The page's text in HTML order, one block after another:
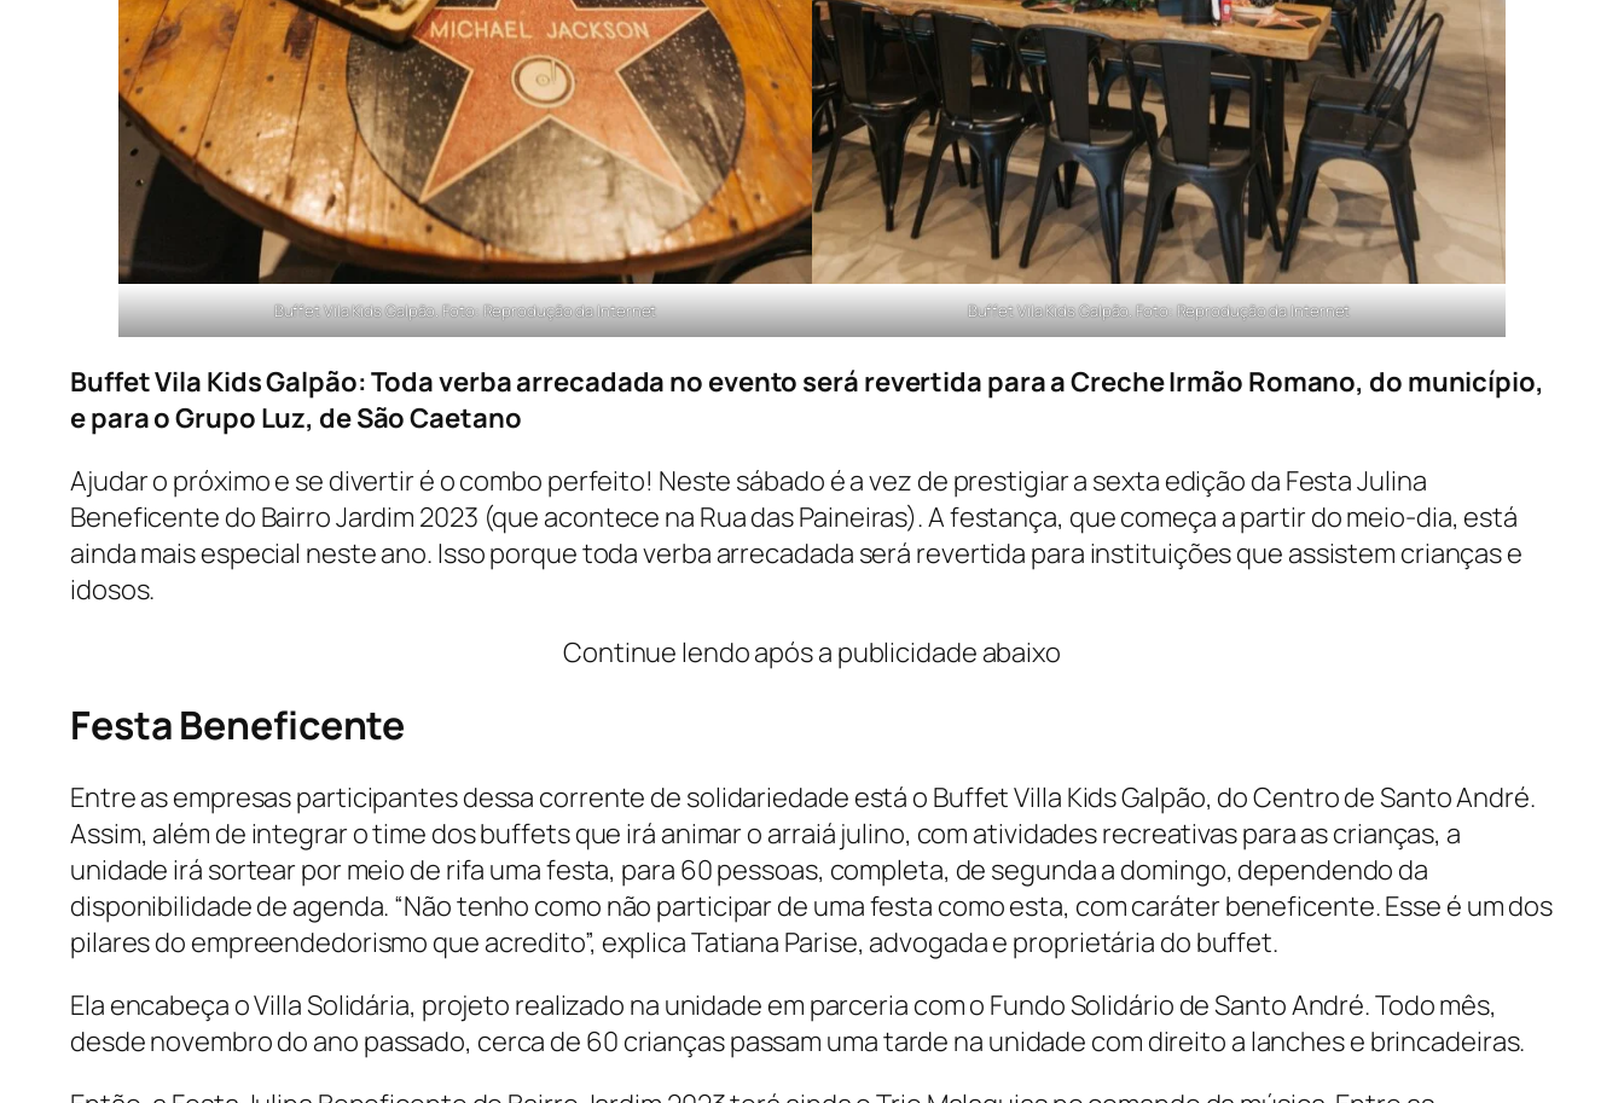
Buffet Vila Kids Galpão. Foto: Reprodução da Internet Buffet Vila Kids Galpão. Foto: Reprodução da Internet
Buffet Vila Kids Galpão: Toda verba arrecadada no evento será revertida para a Creche Irmão Romano, do município,
e para o Grupo Luz, de São Caetano
Ajudar o próximo e se divertir é o combo perfeito! Neste sábado é a vez de prestigiar a sexta edição da Festa Julina
Beneficente do Bairro Jardim 2023 (que acontece na Rua das Paineiras). A festança, que começa a partir do meio-dia, está
ainda mais especial neste ano. Isso porque toda verba arrecadada será revertida para instituições que assistem crianças e
idosos.
Continue lendo após a publicidade abaixo
Festa Beneficente
Entre as empresas participantes dessa corrente de solidariedade está o Buffet Villa Kids Galpão, do Centro de Santo André.
Assim, além de integrar o time dos buffets que irá animar o arraiá julino, com atividades recreativas para as crianças, a
unidade irá sortear por meio de rifa uma festa, para 60 pessoas, completa, de segunda a domingo, dependendo da
disponibilidade de agenda. “Não tenho como não participar de uma festa como esta, com caráter beneficente. Esse é um dos
pilares do empreendedorismo que acredito”, explica Tatiana Parise, advogada e proprietária do buffet.
Ela encabeça o Villa Solidária, projeto realizado na unidade em parceria com o Fundo Solidário de Santo André. Todo mês,
desde novembro do ano passado, cerca de 60 crianças passam uma tarde na unidade com direito a lanches e brincadeiras.